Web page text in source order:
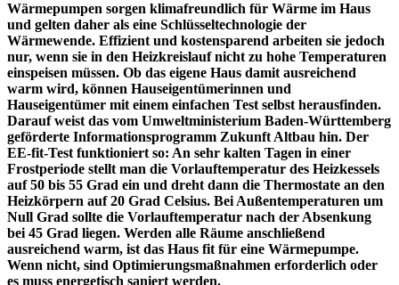
Wärmepumpen sorgen klimafreundlich für Wärme im Haus
und gelten daher als eine Schlüsseltechnologie der
Wärmewende. Effizient und kostensparend arbeiten sie jedoch
nur, wenn sie in den Heizkreislauf nicht zu hohe Temperaturen
einspeisen müssen. Ob das eigene Haus damit ausreichend
warm wird, können Hauseigentümerinnen und
Hauseigentümer mit einem einfachen Test selbst herausfinden.
Darauf weist das vom Umweltministerium Baden-Württemberg
geförderte Informationsprogramm Zukunft Altbau hin. Der
EE-fit-Test funktioniert so: An sehr kalten Tagen in einer
Frostperiode stellt man die Vorlauftemperatur des Heizkessels
auf 50 bis 55 Grad ein und dreht dann die Thermostate an den
Heizkörpern auf 20 Grad Celsius. Bei Außentemperaturen um
Null Grad sollte die Vorlauftemperatur nach der Absenkung
bei 45 Grad liegen. Werden alle Räume anschließend
ausreichend warm, ist das Haus fit für eine Wärmepumpe.
Wenn nicht, sind Optimierungsmaßnahmen erforderlich oder
es muss energetisch saniert werden.